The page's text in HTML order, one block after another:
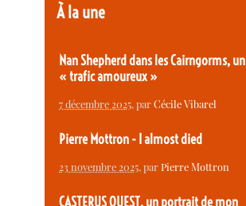
À la une
Nan Shepherd dans les Cairngorms, un
« trafic amoureux »
7 décembre 2025, parCécile Vibarel
Pierre Mottron - I almost died
23 novembre 2025, parPierre Mottron
CASTERUS OUEST, un portrait de mon